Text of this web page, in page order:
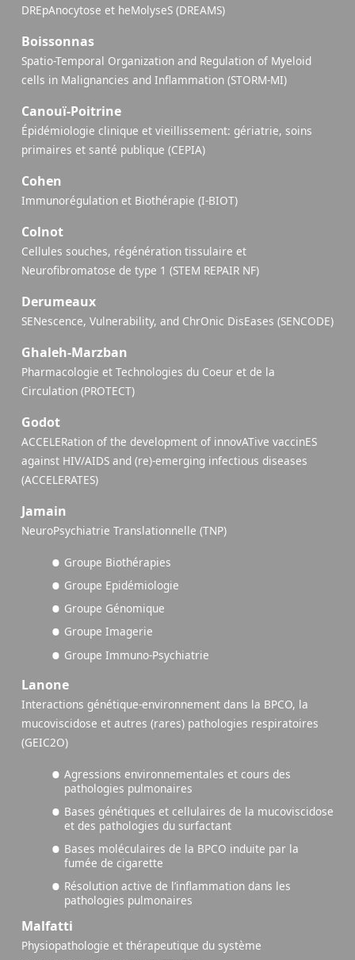
DREpAnocytose et heMolyseS (DREAMS)
Boissonnas
Spatio-Temporal Organization and Regulation of Myeloid
cells in Malignancies and Inflammation (STORM-MI)
Canouï-Poitrine
Épidémiologie clinique et vieillissement: gériatrie, soins
primaires et santé publique (CEPIA)
Cohen
Immunorégulation et Biothérapie (I-BIOT)
Colnot
Cellules souches, régénération tissulaire et
Neurofibromatose de type 1 (STEM REPAIR NF)
Derumeaux
SENescence, Vulnerability, and ChrOnic DisEases (SENCODE)
Ghaleh-Marzban
Pharmacologie et Technologies du Coeur et de la
Circulation (PROTECT)
Godot
ACCELERation of the development of innovATive vaccinES
against HIV/AIDS and (re)-emerging infectious diseases
(ACCELERATES)
Jamain
NeuroPsychiatrie Translationnelle (TNP)
Groupe Biothérapies
Groupe Epidémiologie
Groupe Génomique
Groupe Imagerie
Groupe Immuno-Psychiatrie
Lanone
Interactions génétique-environnement dans la BPCO, la
mucoviscidose et autres (rares) pathologies respiratoires
(GEIC2O)
Agressions environnementales et cours des
pathologies pulmonaires
Bases génétiques et cellulaires de la mucoviscidose
et des pathologies du surfactant
Bases moléculaires de la BPCO induite par la
fumée de cigarette
Résolution active de l’inflammation dans les
pathologies pulmonaires
Malfatti
Physiopathologie et thérapeutique du système